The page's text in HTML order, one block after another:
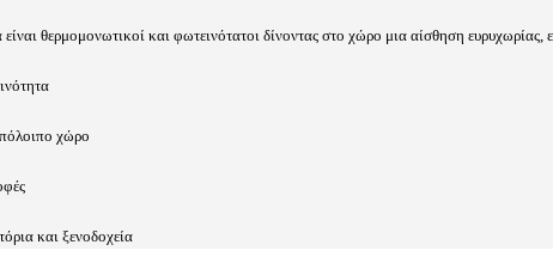
είναι θερμομονωτικοί και φωτεινότατοι δίνοντας στο χώρο μια αίσθηση
χώρο
και ξενοδοχεία